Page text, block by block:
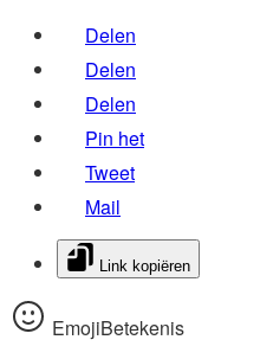
Delen
Delen
Delen
Pin het
Tweet
Mail
Link kopiëren
EmojiBetekenis